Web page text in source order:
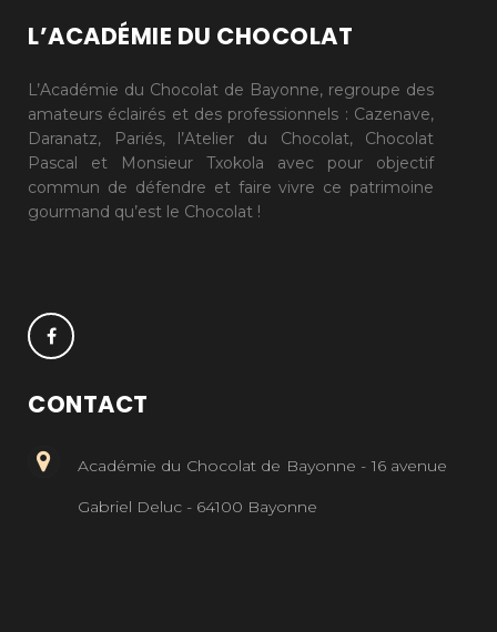
L’ACADÉMIE DU CHOCOLAT
L’Académie du Chocolat de Bayonne, regroupe des
amateurs éclairés et des professionnels : Cazenave,
Daranatz, Pariés, l’Atelier du Chocolat, Chocolat
Pascal et Monsieur Txokola avec pour objectif
commun de défendre et faire vivre ce patrimoine
gourmand qu’est le Chocolat !
CONTACT
Académie du Chocolat de Bayonne - 16 avenue
Gabriel Deluc - 64100 Bayonne